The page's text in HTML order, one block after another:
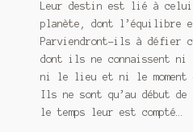
Une baffe et ça repart
Leur destin est lié à
planète, dont l’équilibre
Parviendront-ils à défier
dont ils ne connaissent ni
ni le lieu et ni le moment
Ils ne sont qu’au début
le temps leur est compté…